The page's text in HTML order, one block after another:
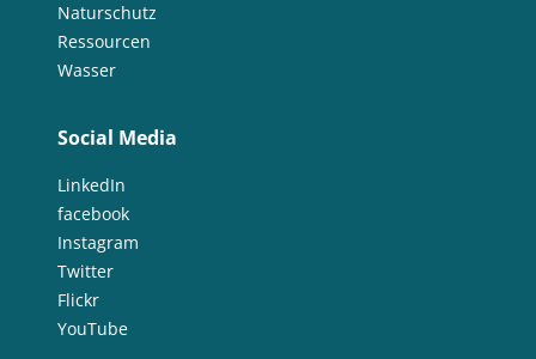
Naturschutz
Ressourcen
Wasser
Social Media
LinkedIn
facebook
Instagram
Twitter
Flickr
YouTube